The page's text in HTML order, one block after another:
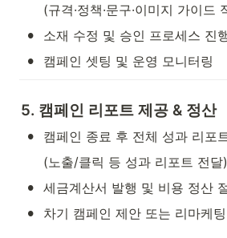
(규격·정책·문구·이미지 가이드
• 소재 수정 및 승인 프로세스 진
• 캠페인 셋팅 및 운영 모니터링
5. 캠페인 리포트 제공 & 정산
•
캠페인 종료 후 전체 성과 리포
(노출/클릭 등 성과 리포트 전달)
• 세금계산서 발행 및 비용 정산
• 차기 캠페인 제안 또는 리마케